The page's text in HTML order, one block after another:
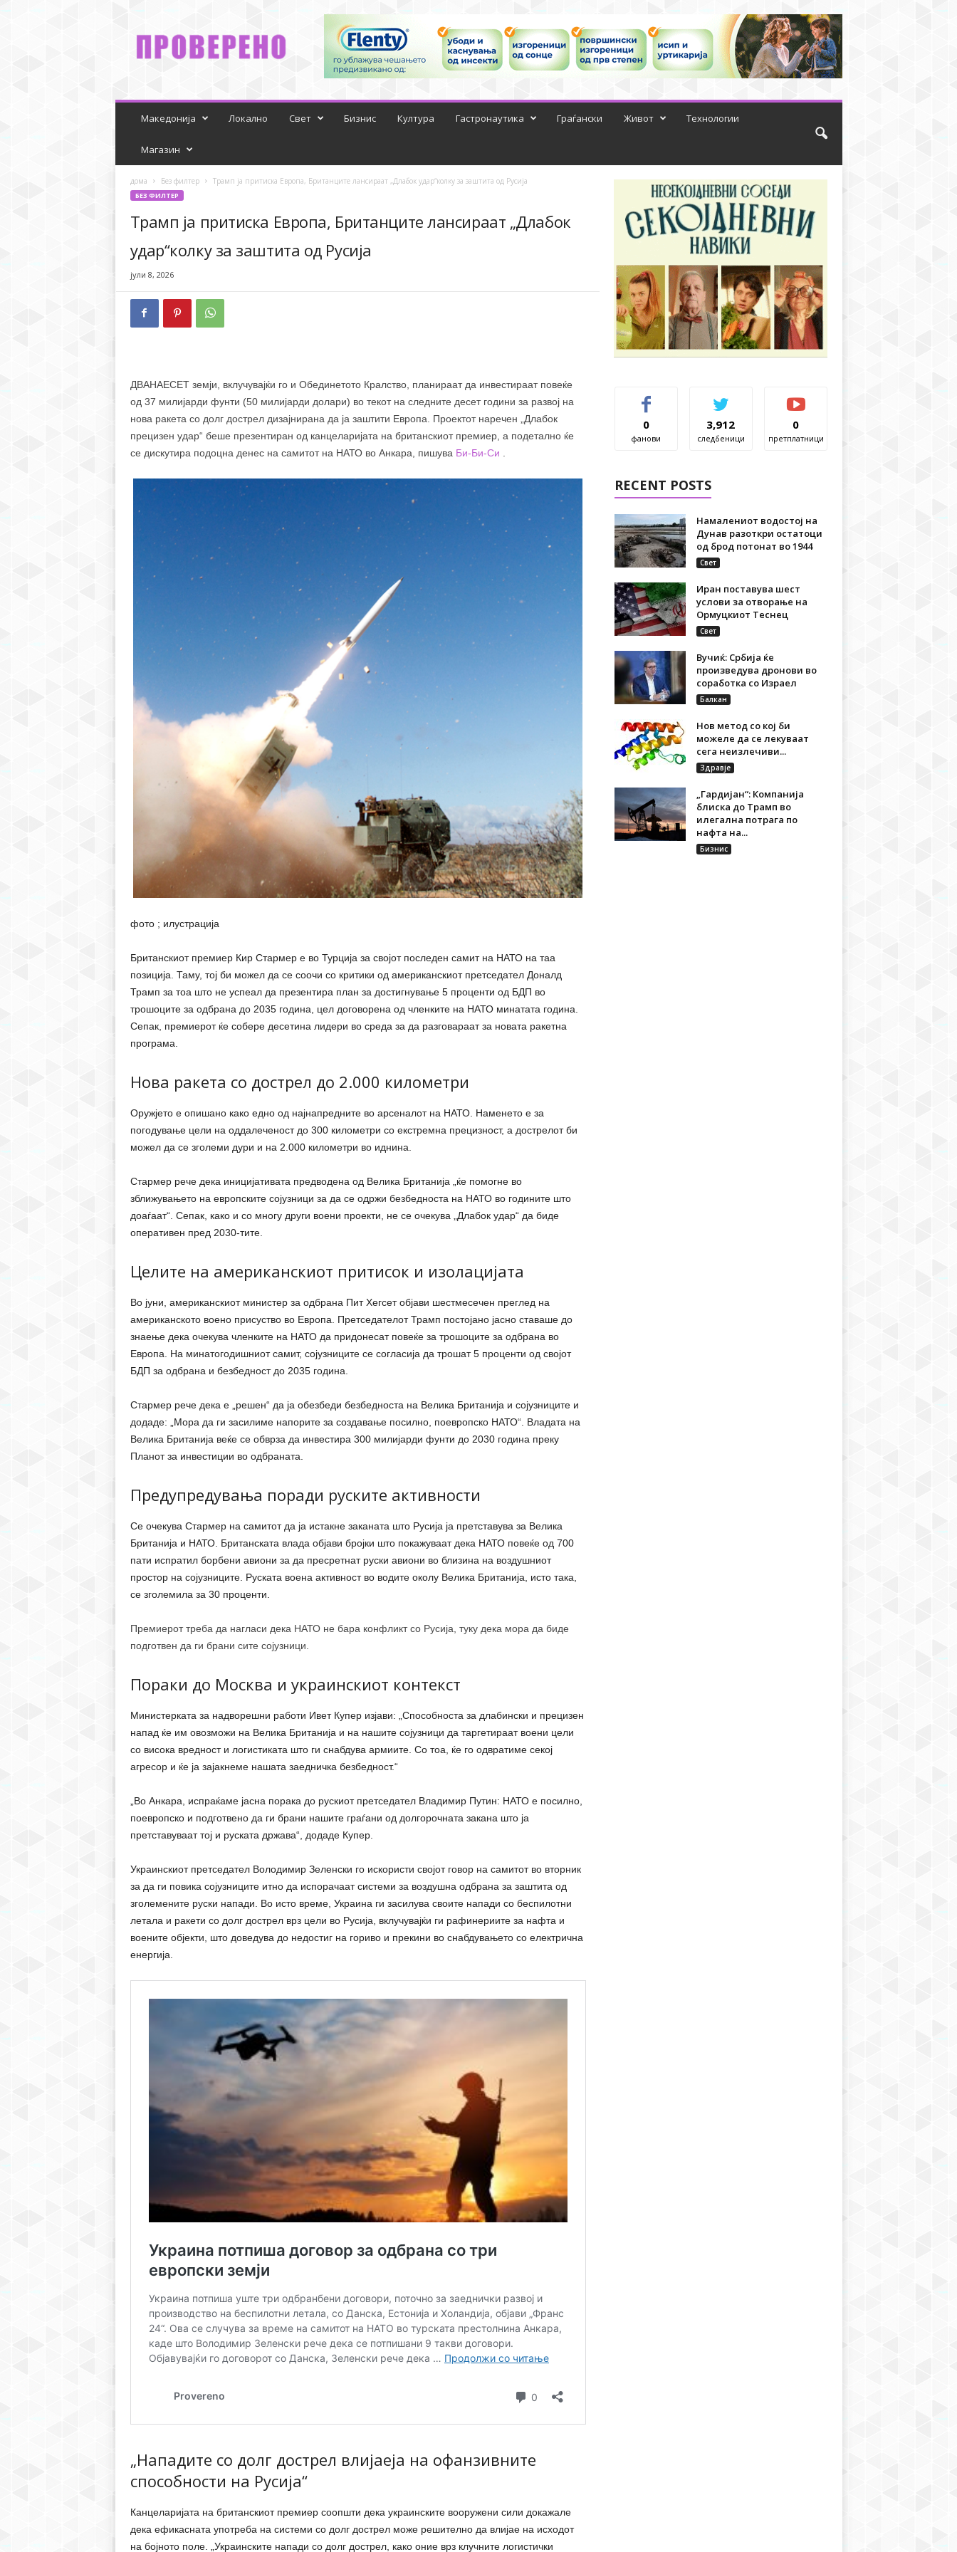
e
Македонија Локално Свет Бизнис Култура Гастронаутика Граѓански Живот Технологии
Магазин
дома Без филтер Трамп ја притиска Европа, Британците лансираат „Длабок удар“колку за заштита од Русија
БЕЗ ФИЛТЕР
Трамп ја притиска Европа, Британците лансираат „Длабок
удар“колку за заштита од Русија
јули 8, 2026
ДВАНАЕСЕТ земји, вклучувајќи го и Обединетото Кралство, планираат да инвестираат повеќе
од 37 милијарди фунти (50 милијарди долари) во текот на следните десет години за развој на
нова ракета со долг дострел дизајнирана да ја заштити Европа. Проектот наречен „Длабок
прецизен удар“ беше презентиран од канцеларијата на британскиот премиер, а подетално ќе
се дискутира подоцна денес на самитот на НАТО во Анкара, пишува Би-Би-Си
фото ; илустрација
Британскиот премиер Кир Стармер е во Турција за својот последен самит на НАТО на таа
позиција. Таму, тој би можел да се соочи со критики од американскиот претседател Доналд
Трамп за тоа што не успеал да презентира план за достигнување 5 проценти од БДП во
трошоците за одбрана до 2035 година, цел договорена од членките на НАТО минатата година.
Сепак, премиерот ќе собере десетина лидери во среда за да разговараат за новата ракетна
програма.
Нова ракета со дострел до 2.000 километри
Оружјето е опишано како едно од најнапредните во арсеналот на НАТО. Наменето е за
погодување цели на оддалеченост до 300 километри со екстремна прецизност, а дострелот би
можел да се зголеми дури и на 2.000 километри во иднина.
Стармер рече дека иницијативата предводена од Велика Британија „ќе помогне во
зближувањето на европските сојузници за да се одржи безбедноста на НАТО во годините што
доаѓаат“. Сепак, како и со многу други воени проекти, не се очекува „Длабок удар“ да биде
оперативен пред 2030-тите.
Целите на американскиот притисок и изолацијата
Во јуни, американскиот министер за одбрана Пит Хегсет објави шестмесечен преглед на
американското воено присуство во Европа. Претседателот Трамп постојано јасно ставаше до
знаење дека очекува членките на НАТО да придонесат повеќе за трошоците за одбрана во
Европа. На минатогодишниот самит, сојузниците се согласија да трошат 5 проценти од својот
БДП за одбрана и безбедност до 2035 година.
Стармер рече дека е „решен“ да ја обезбеди безбедноста на Велика Британија и сојузниците и
додаде: „Мора да ги засилиме напорите за создавање посилно, поевропско НАТО“. Владата на
Велика Британија веќе се обврза да инвестира 300 милијарди фунти до 2030 година преку
Планот за инвестиции во одбраната.
Предупредувања поради руските активности
Се очекува Стармер на самитот да ја истакне заканата што Русија ја претставува за Велика
Британија и НАТО. Британската влада објави бројки што покажуваат дека НАТО повеќе од 700
пати испратил борбени авиони за да пресретнат руски авиони во близина на воздушниот
простор на сојузниците. Руската воена активност во водите околу Велика Британија, исто така,
се зголемила за 30 проценти.
Премиерот треба да нагласи дека НАТО не бара конфликт со Русија, туку дека мора да биде
подготвен да ги брани сите сојузници.
Пораки до Москва и украинскиот контекст
Министерката за надворешни работи Ивет Купер изјави: „Способноста за длабински и прецизен
напад ќе им овозможи на Велика Британија и на нашите сојузници да таргетираат воени цели
со висока вредност и логистиката што ги снабдува армиите. Со тоа, ќе го одвратиме секој
агресор и ќе ја зајакнеме нашата заедничка безбедност.“
„Во Анкара, испраќаме јасна порака до рускиот претседател Владимир Путин: НАТО е посилно,
поевропско и подготвено да ги брани нашите граѓани од долгорочната закана што ја
претставуваат тој и руската држава“, додаде Купер.
Украинскиот претседател Володимир Зеленски го искористи својот говор на самитот во вторник
за да ги повика сојузниците итно да испорачаат системи за воздушна одбрана за заштита од
зголемените руски напади. Во исто време, Украина ги засилува своите напади со беспилотни
летала и ракети со долг дострел врз цели во Русија, вклучувајќи ги рафинериите за нафта и
воените објекти, што доведува до недостиг на гориво и прекини во снабдувањето со електрична
енергија.
„Нападите со долг дострел влијаеја на офанзивните
способности на Русија“
Канцеларијата на британскиот премиер соопшти дека украинските вооружени сили докажале
дека ефикасната употреба на системи со долг дострел може решително да влијае на исходот
на бојното поле. „Украинските напади со долг дострел, како оние врз клучните логистички
0
фанови
3,912
следбеници
0
претплатници
RECENT POSTS
Намалениот водостој на
Дунав разоткри остатоци
од брод потонат во 1944
Свет
Иран поставува шест
услови за отворање на
Ормуцкиот Теснец
Свет
Вучиќ: Србија ќе
произведува дронови во
соработка со Израел
Балкан
Нов метод со кој би
можеле да се лекуваат
сега неизлечиви...
Здравје
„Гардијан“: Компанија
блиска до Трамп во
илегална потрага по
нафта на...
Бизнис